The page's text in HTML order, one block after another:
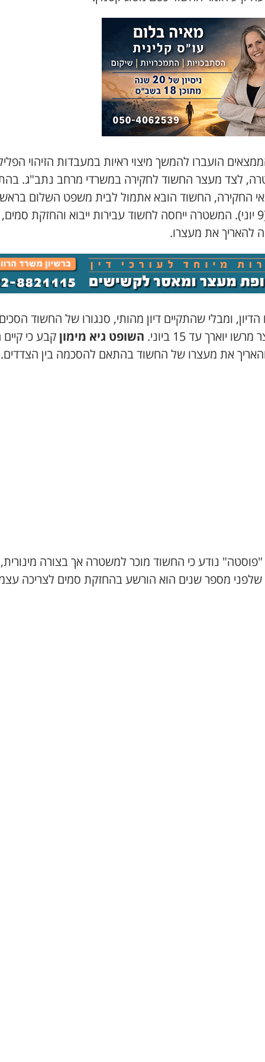
הועברו להמשך מיצוי ראיות במעבדות הזיהוי
לצד מעצר החשוד לחקירה במשרדי מרחב נתב"ג.
החקירה, החשוד הובא אתמול לבית משפט השלום
לציון (9 יוני). המשטרה ייחסה לחשוד עבירות ייבוא והחזקת סמים,
להאריך את מעצרו.
ומבלי שהתקיים דיון מהותי, סנגורו של החשוד הסכים
יוארך עד 15 ביוני.
השופט גיא מימוןקבע כי
את מעצרו של החשוד בהתאם להסכמה בין הצדדים.
נודע כי החשוד מוכר למשטרה אך בצורה מינורית,
מספר שנים הוא הורשע בהחזקת סמים לצריכה